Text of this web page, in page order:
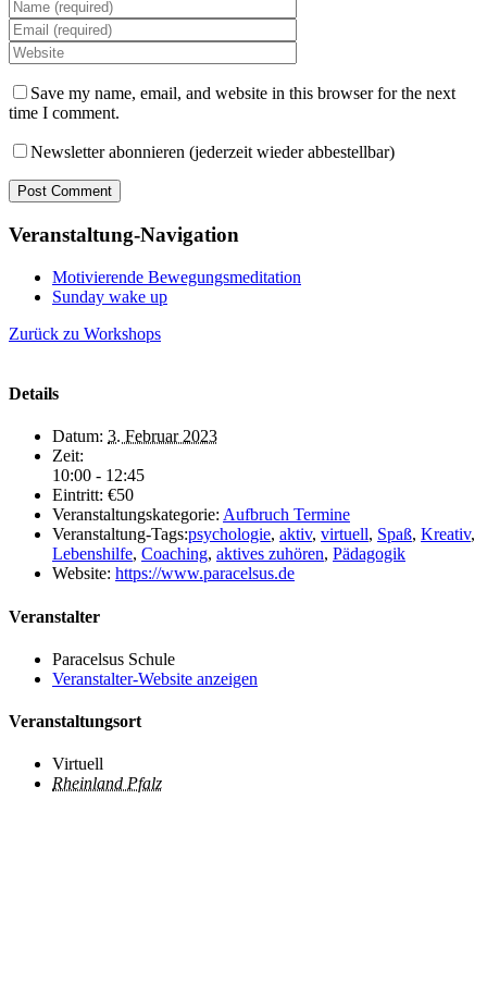
Save my name, email, and website in this browser for the next
time I comment.
Newsletter abonnieren (jederzeit wieder abbestellbar)
Veranstaltung-Navigation
Motivierende Bewegungsmeditation
Sunday wake up
Zurück zu Workshops
Details
Datum: 3. Februar 2023
Zeit:
10:00 - 12:45
Eintritt: €50
Veranstaltungskategorie: Aufbruch Termine
Veranstaltung-Tags:psychologie, aktiv, virtuell, Spaß, Kreativ,
Lebenshilfe, Coaching, aktives zuhören, Pädagogik
Website: https://www.paracelsus.de
Veranstalter
Paracelsus Schule
Veranstalter-Website anzeigen
Veranstaltungsort
Virtuell
Rheinland Pfalz